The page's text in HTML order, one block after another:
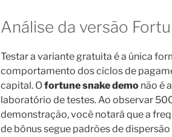
Análise da versão
Testar a variante gratuita é a única
comportamento dos ciclos de
capital. Ofortune snake demo não é
laboratório de testes. Ao observar
demonstração, você notará que a
de bônus segue padrões de